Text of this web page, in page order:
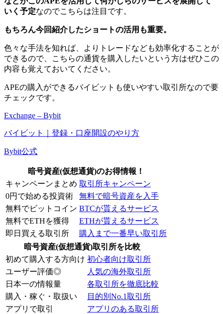
いく予定なのでこちらは注目です。
もちろん今回紹介したショートの活用も重要。
色々な手法を知れば、よりトレードなども効率化することが
できるので、こちらの通貨を購入したいという方はぜひこの
内容も覚えておいてください。
APEの購入ができるバイビットも使いやすい取引所なので要
チェックです。
Exchange – Bybit
バイビット｜登録・口座開設のやり方
Bybit公式
暗号資産(仮想通貨)のお得情報！
キャンペーンまとめ 取引所キャンペーン
0円で始める投資術
無料で暗号資産を入手
無料でビットコイン BTCが貰えるサービス
無料でETHを獲得
ETHが貰えるサービス
即日買える取引所
購入まで一番早い取引所
暗号資産(仮想通貨)取引所を比較
初めて購入する方向け 初心者向け取引所
ユーザー評価◎
人気の海外取引所
日本一の情報量
各取引所を徹底比較
購入・稼ぐ・取扱い
目的別No.1取引所
アプリで取引
アプリのある取引所